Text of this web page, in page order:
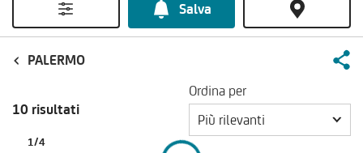
Salva
PALERMO
10 risultati
Ordina per
Più rilevanti
1/4